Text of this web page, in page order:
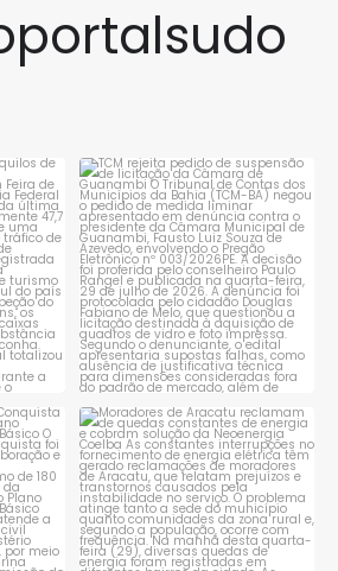
quilos
...
TCM rejeita pedido de
suspensão de licitação da...
1 0
da
a...
Moradores de Aracatu
reclamam de quedas
constantes ...
1 0